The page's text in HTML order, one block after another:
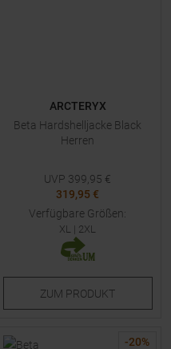
ARCTERYX
Beta Hardshelljacke Black
Herren
UVP 399,95 €
319,95 €
Verfügbare Größen:
XL | 2XL
ZUM PRODUKT
-20%